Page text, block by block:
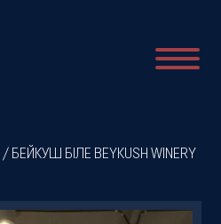
/ БЕЙКУШ БІЛЕ BEYKUSH WINERY